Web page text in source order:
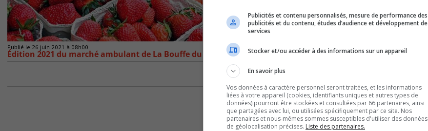
Publié le 26 juin 2021 à 08h00
Édition 2021 du marché ambulant de La Bouffe du Carrefour
Publicités et contenu personnalisés, mesure de performance des
publicités et du contenu, études d’audience et développement de
services
Stocker et/ou accéder à des informations sur un appareil
En savoir plus
Vos données à caractère personnel seront traitées, et les informations
liées à votre appareil (cookies, identifiants uniques et autres types de
données) pourront être stockées et consultées par 66 partenaires, ainsi
que partagées avec lui, ou utilisées spécifiquement par ce site. Nos
partenaires et nous-mêmes sommes susceptibles d'utiliser des données
de géolocalisation précises. Liste des partenaires.